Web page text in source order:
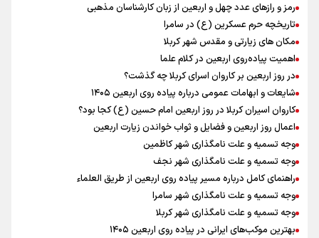
رادین زینالی، ملی پوش تکواندو : قدم به قدم تلاش می کنم تا به طلای
المپیک برسم
ونس: ایرانی‌ها مذاکره‌کنندگان سرسختی هستند
اردوی تیم ملی تکواندو
در ادامه سیاست جوان‌گرایی در پرسپولیس؛ ستاره‌های امید به بزرگسالان
اضافه شدند
رمز و رازهای عدد چهل و اربعین از زبان کارشناسان مذهبی
تاریخچه حرم عسکرین (ع) در سامرا
مکان های زیارتی و مقدس شهر کربلا
اهمیت پیاده‌روی اربعین در کلام علما
در روز اربعین بر کاروان اسرای کربلا چه گذشت؟
شایعات و ابهامات عمومی درباره پیاده روی اربعین ۱۴۰۵
کاروان اسیران کربلا در روز اربعین امام حسین (ع) کجا بود؟
اعمال روز اربعین و فضایل و ثواب خواندن زیارت اربعین
وجه تسمیه و علت نامگذاری شهر کاظمین
وجه تسمیه و علت نامگذاری شهر نجف
راهنمای کامل درباره مسیر پیاده روی اربعین از طریق العلماء
وجه تسمیه و علت نامگذاری شهر سامرا
وجه تسمیه و علت نامگذاری شهر کربلا
بهترین موکب‌های ایرانی در پیاده روی اربعین ۱۴۰۵